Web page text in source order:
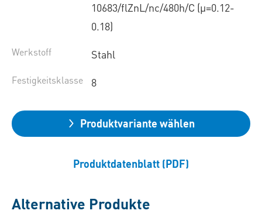
10683/flZnL/nc/480h/C (µ=0.12-
0.18)
Werkstoff Stahl
Festigkeitsklasse 8
Produktvariante wählen
Produktdatenblatt (PDF)
Alternative Produkte